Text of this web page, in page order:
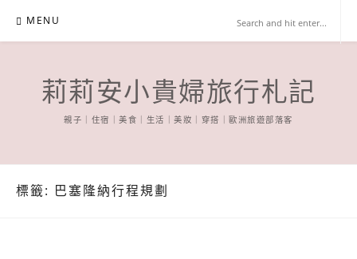
content
MENU
莉莉安小貴婦旅行札記
親子｜住宿｜美食｜生活｜美妝｜穿搭｜歐洲旅遊部落客
標籤: 巴塞隆納行程規劃